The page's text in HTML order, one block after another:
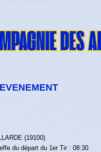
(19100)
du départ du 1er Tir : 08:30